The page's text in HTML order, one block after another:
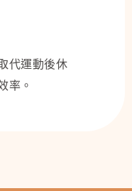
代運動後休
率。